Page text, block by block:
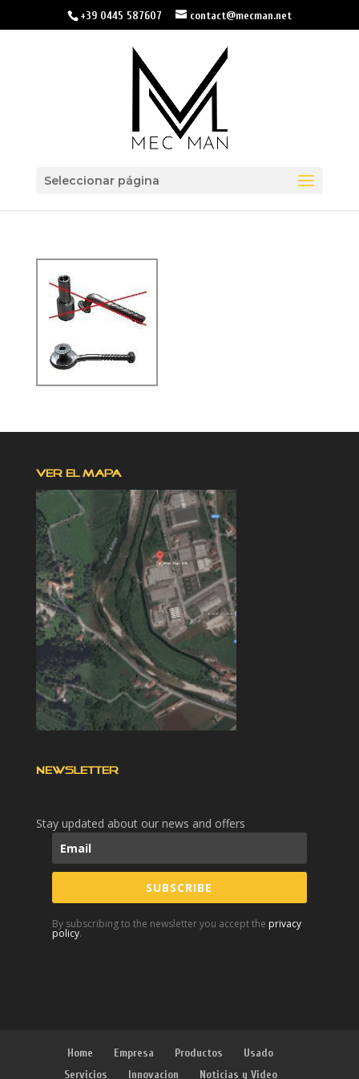
+39 0445 587607 contact@mecman.net
Seleccionar página
VER EL MAPA
NEWSLETTER
Stay updated about our news and offers
SUBSCRIBE
By subscribing to the newsletter you accept the privacy
policy.
Home Empresa Productos
Usado
Servicios
Innovacion Noticias y Video